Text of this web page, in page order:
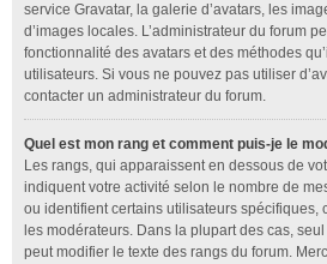
service Gravatar, la galerie d’avatars, les
d’images locales. L’administrateur du forum
fonctionnalité des avatars et des méthodes
utilisateurs. Si vous ne pouvez pas utiliser
contacter un administrateur du forum.
Quel est mon rang et comment puis-je le
Les rangs, qui apparaissent en dessous de
indiquent votre activité selon le nombre de
ou identifient certains utilisateurs spécifiques,
les modérateurs. Dans la plupart des cas,
peut modifier le texte des rangs du forum.